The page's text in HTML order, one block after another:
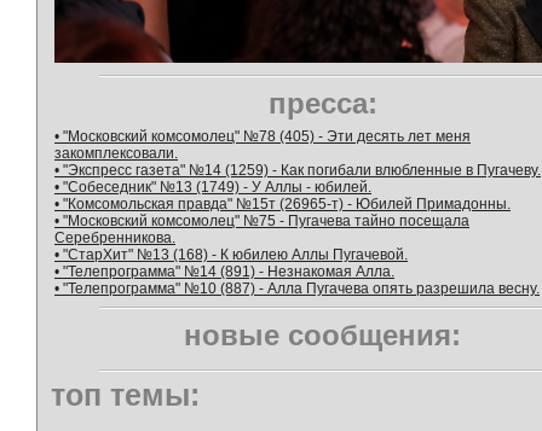
пресса:
• "Московский комсомолец" №78 (405) - Эти десять лет меня
закомплексовали.
• "Экспресс газета" №14 (1259) - Как погибали влюбленные в Пугачеву.
• "Собеседник" №13 (1749) - У Аллы - юбилей.
• "Комсомольская правда" №15т (26965-т) - Юбилей Примадонны.
• "Московский комсомолец" №75 - Пугачева тайно посещала
Серебренникова.
• "СтарХит" №13 (168) - К юбилею Аллы Пугачевой.
• "Телепрограмма" №14 (891) - Незнакомая Алла.
• "Телепрограмма" №10 (887) - Алла Пугачева опять разрешила весну.
новые сообщения:
топ темы: